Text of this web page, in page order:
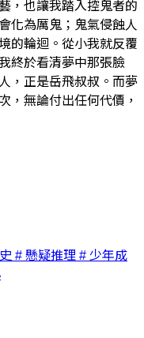
，也讓我踏入控鬼者的
化為厲鬼；鬼氣侵蝕人
的輪迴。從小我就反覆
終於看清夢中那張臉
，正是岳飛叔叔。而夢
，無論付出任何代價，
# 懸疑推理 # 少年成